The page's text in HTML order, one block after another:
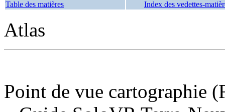
Table des matières Index des vedettes-
Atlas
Point de vue cartographie